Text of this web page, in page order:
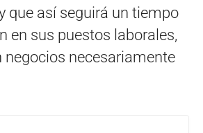
que así seguirá un tiempo
en sus puestos laborales,
negocios necesariamente